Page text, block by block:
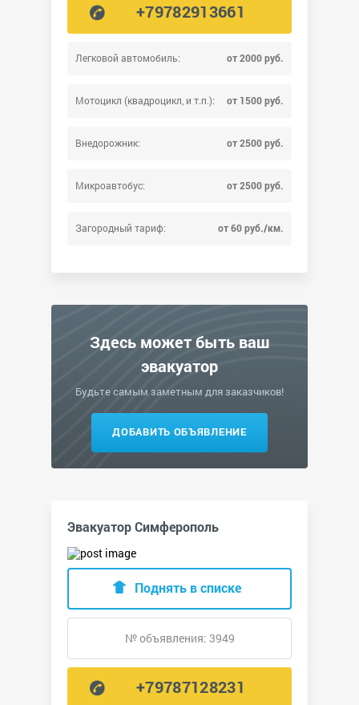
Легковой автомобиль: от 2000 руб.
Мотоцикл (квадроцикл, и т.п.): от 1500 руб.
Внедорожник: от 2500 руб.
Микроавтобус: от 2500 руб.
Загородный тариф: от 60 руб./км.
+79782913661
Здесь может быть ваш
эвакуатор
Будьте самым заметным для заказчиков!
ДОБАВИТЬ ОБЪЯВЛЕНИЕ
Эвакуатор Симферополь
Поднять в списке
№ объявления: 3949
+79787128231